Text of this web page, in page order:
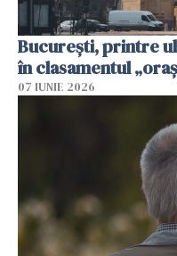
București, printre
în clasamentul
07 IUNIE 2026